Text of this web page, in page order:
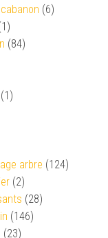
(6)
(84)
(1)
arbre (124)
(2)
(28)
(146)
(23)